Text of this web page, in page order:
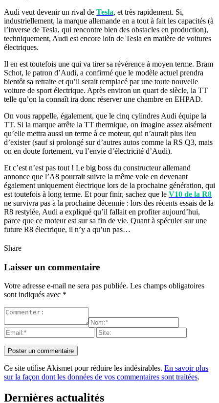
Audi veut devenir un rival de Tesla, et très rapidement. Si,
industriellement, la marque allemande en a tout à fait les capacités (à
l’inverse de Tesla, qui rencontre bien des obstacles en production),
techniquement, Audi est encore loin de Tesla en matière de voitures
électriques.
Il en est toutefois une qui va tirer sa révérence à moyen terme. Bram
Schot, le patron d’Audi, a confirmé que le modèle actuel prendra
bientôt sa retraite et qu’il serait remplacé par une toute nouvelle
voiture de sport électrique. Après environ un quart de siècle, la TT
telle qu’on la connaît ira donc réserver une chambre en EHPAD.
On vous rappelle, également, que le cinq cylindres Audi équipe la
TT. Si la marque arrête la TT thermique, on imagine assez aisément
qu’elle mettra aussi un terme à ce moteur, qui n’aurait plus lieu
d’exister (sauf si prolongé sur d’autres autos comme la RS Q3, mais
on en doute fortement, vu l’envie d’électricité d’Audi).
Et c’est n’est pas tout ! Le big boss du constructeur allemand
annonce que l’A8 pourrait suivre la même voie en devenant
également uniquement électrique lors de la prochaine génération, qui
est toutefois à long terme. Et pour finir, sachez que le V10 de la R8
ne survivra pas à la prochaine décennie : lors des récents essais de la
R8 restylée, Audi a expliqué qu’il fallait en profiter aujourd’hui,
parce que ce moteur est sur sa fin de vie. Quant à spéculer sur une
future R8 électrique, il n’y a qu’un pas…
Share
Laisser un commentaire
Votre adresse e-mail ne sera pas publiée. Les champs obligatoires
sont indiqués avec *
Ce site utilise Akismet pour réduire les indésirables. En savoir plus
sur la façon dont les données de vos commentaires sont traitées.
Dernières actualités